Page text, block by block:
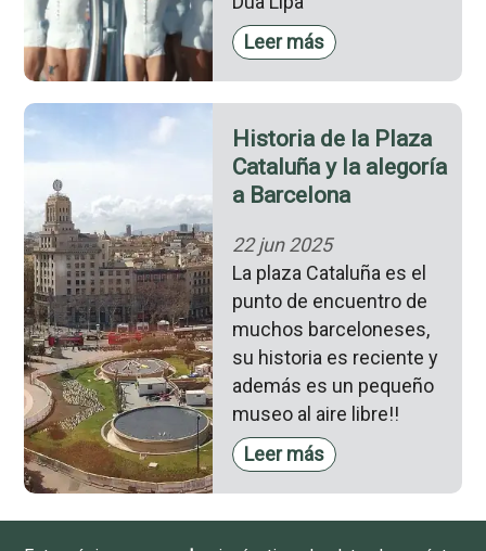
Leer más
Historia de la Plaza
Cataluña y la alegoría
a Barcelona
22 jun 2025
La plaza Cataluña es el
punto de encuentro de
muchos barceloneses,
su historia es reciente y
además es un pequeño
museo al aire libre!!
Leer más